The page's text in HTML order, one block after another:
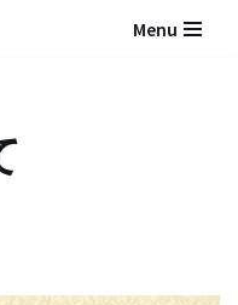
Menu